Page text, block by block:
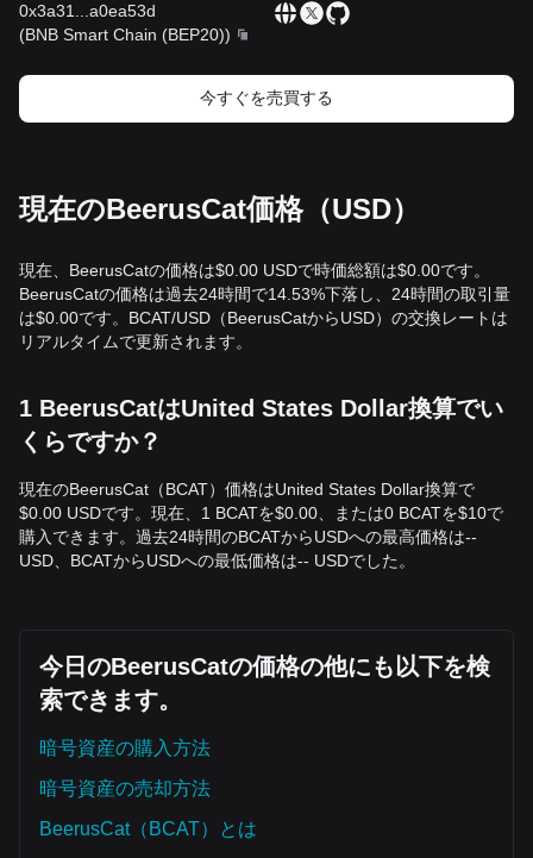
0x3a31
a0ea53d
(BNB Smart Chain (BEP20))
今すぐを売買する
現在のBeerusCat価格（USD）
現在、BeerusCatの価格は$0.00 USDで時価総額は$0.00です。
BeerusCatの価格は過去24時間で14.53%下落し、24時間の取引量
は$0.00です。BCAT/USD（BeerusCatからUSD）の交換レートは
リアルタイムで更新されます。
1 BeerusCatはUnited States Dollar換算でい
くらですか？
現在のBeerusCat（BCAT）価格はUnited States Dollar換算で
$0.00 USDです。現在、1 BCATを$0.00、または0 BCATを$10で
購入できます。過去24時間のBCATからUSDへの最高価格は--
USD、BCATからUSDへの最低価格は-- USDでした。
今日のBeerusCatの価格の他にも以下を検
索できます。
暗号資産の購入方法
暗号資産の売却方法
BeerusCat（BCAT）とは